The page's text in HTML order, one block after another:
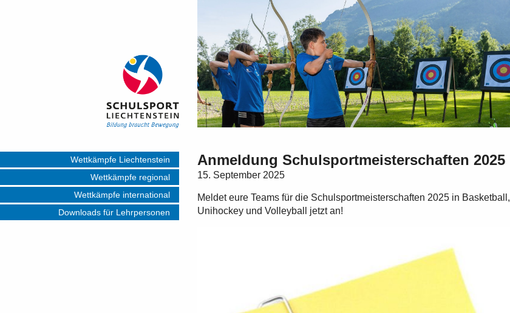
Wettkämpfe Liechtenstein
Wettkämpfe regional
Wettkämpfe international
Downloads für Lehrpersonen
Anmeldung Schulsportmeisterschaften 2025
15. September 2025
Meldet eure Teams für die Schulsportmeisterschaften 2025 in Basketball,
Unihockey und Volleyball jetzt an!